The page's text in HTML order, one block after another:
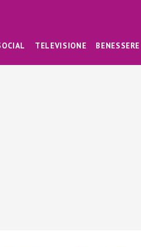
TELEVISIONE BENESSERE